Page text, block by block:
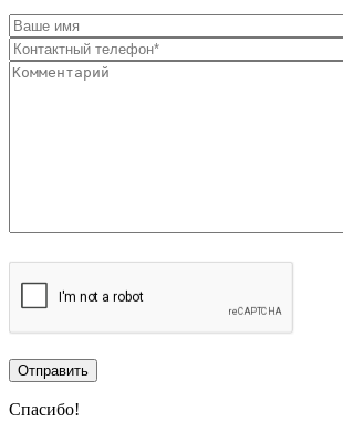
Спасибо!